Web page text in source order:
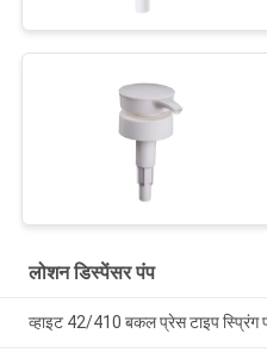
लोशन डिस्पेंसर पंप
व्हाइट 42/410 बकल प्रेस टाइप स्प्रिंग